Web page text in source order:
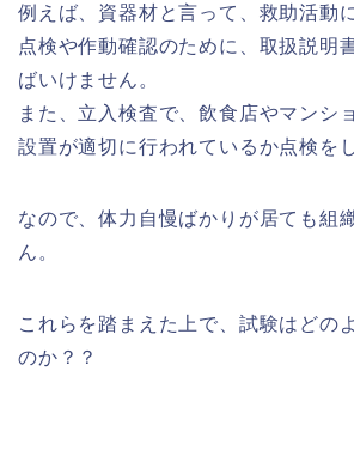
例えば、資器材と言って、救助活動
点検や作動確認のために、取扱説明
ばいけません。
また、立入検査で、飲食店やマンシ
設置が適切に行われているか点検を
なので、体力自慢ばかりが居ても組
ん。
これらを踏まえた上で、試験はどの
のか？？